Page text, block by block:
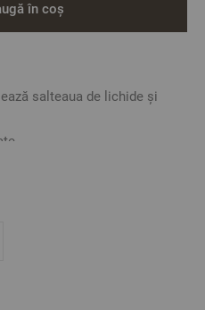
salteaua de lichide și
a saltelei prin
40°C
în coș